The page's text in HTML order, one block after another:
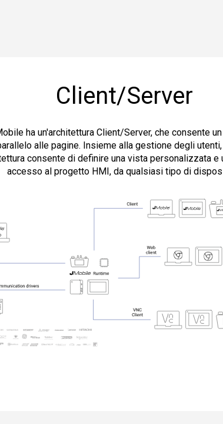
Client/Server
ha un'architettura Client/Server, che consente
alle pagine. Insieme alla gestione degli
consente di definire una vista personalizzata e
accesso al progetto HMI, da qualsiasi tipo di